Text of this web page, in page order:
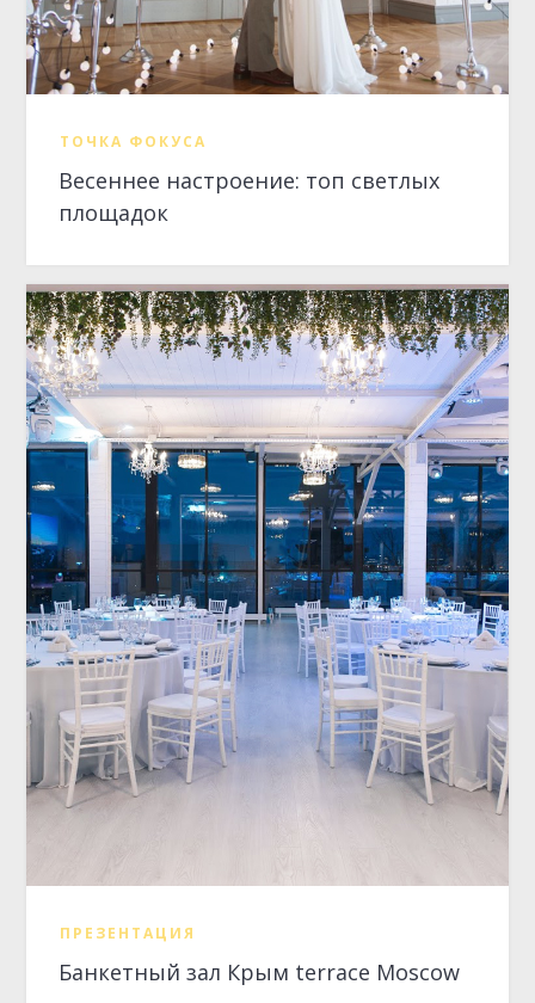
ТОЧКА ФОКУСА
Весеннее настроение: топ светлых
площадок
ПРЕЗЕНТАЦИЯ
Банкетный зал Крым terrace Moscow